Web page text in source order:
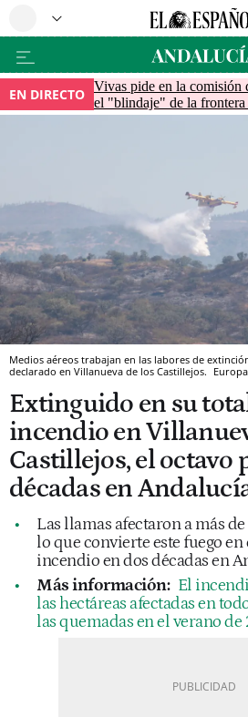
EN DIRECTO Vivas pide en la comisión
el "blindaje" de la frontera
Medios aéreos trabajan en las labores de
declarado en Villanueva de los Castillejos.
Extinguido en su
incendio en
Castillejos, el octavo
décadas en
Las llamas afectaron a más
lo que convierte este fuego en
incendio en dos décadas en
Más información: El
las hectáreas afectadas en
las quemadas en el verano de